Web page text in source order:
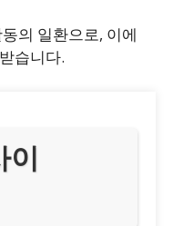
의 일환으로, 이에
습니다.
이